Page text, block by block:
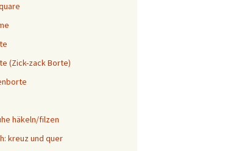
(Zick-zack Borte)
häkeln/filzen
kreuz und quer